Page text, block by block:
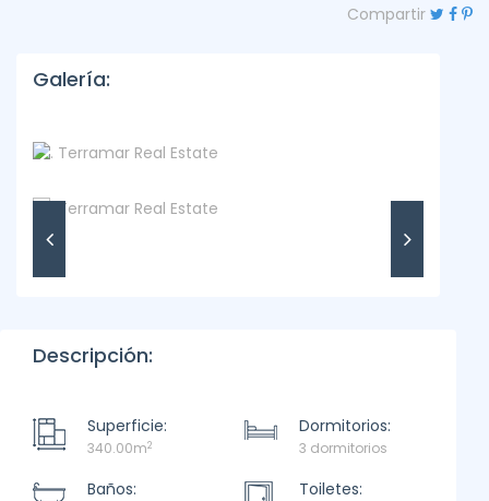
Compartir
Galería:
Descripción:
Superficie:
340.00m2
Dormitorios:
3 dormitorios
Baños: Toiletes: